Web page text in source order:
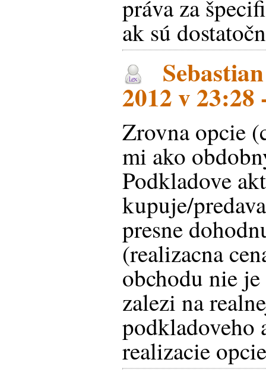
práva za
ak sú
2012 v 23:28
Zrovna opcie
mi ako
Podkladove
kupuje/
presne
(realizacna
obchodu nie
zalezi na
podkladoveho
realizacie